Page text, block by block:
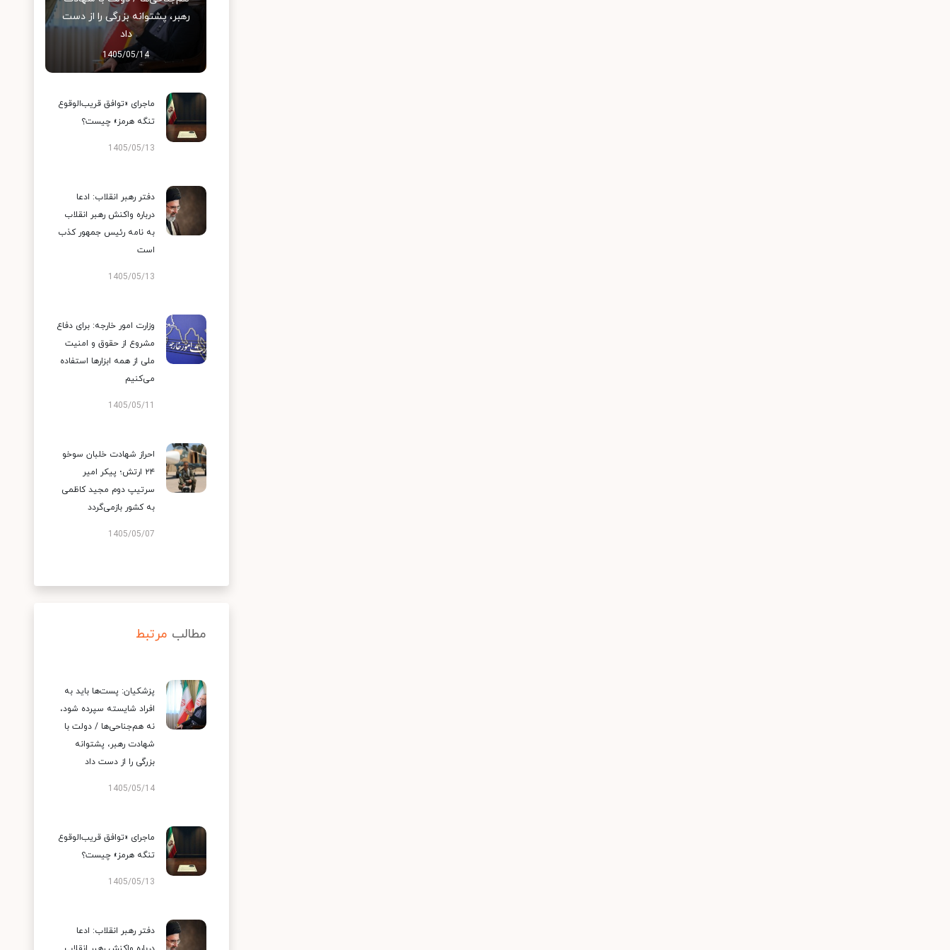
رهبر، پشتوانه بزرگی را از دست
داد
1405/05/14
ماجرای «توافق قریب‌الوقوع
تنگه هرمز» چیست؟
1405/05/13
دفتر رهبر انقلاب: ادعا
درباره واکنش رهبر انقلاب
به نامه رئیس جمهور کذب
است
1405/05/13
وزارت امور خارجه: برای دفاع
مشروع از حقوق و امنیت
ملی از همه ابزارها استفاده
می‌کنیم
1405/05/11
احراز شهادت خلبان سوخو
۲۴ ارتش؛ پیکر امیر
سرتیپ دوم مجید کاظمی
به کشور بازمی‌گردد
1405/05/07
مطالب مرتبط
پزشکیان: پست‌ها باید به
افراد شایسته سپرده شود،
نه هم‌جناحی‌ها / دولت با
شهادت رهبر، پشتوانه
بزرگی را از دست داد
1405/05/14
ماجرای «توافق قریب‌الوقوع
تنگه هرمز» چیست؟
1405/05/13
دفتر رهبر انقلاب: ادعا